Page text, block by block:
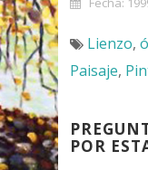
Lienzo,
Paisaje,
POR